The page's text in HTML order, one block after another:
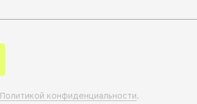
Политикой конфиденциальности.